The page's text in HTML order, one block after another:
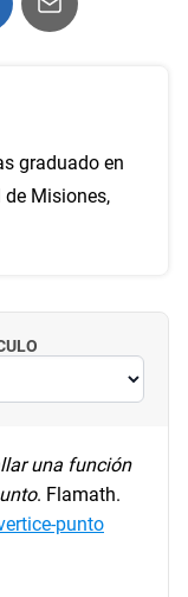
graduado en
de Misiones,
una función
. Flamath.
punto